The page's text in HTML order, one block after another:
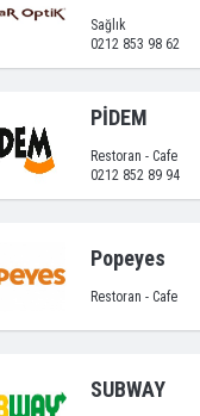
Sağlık
0212 853 98 62
PİDEM
Restoran - Cafe
0212 852 89 94
Popeyes
Restoran - Cafe
SUBWAY